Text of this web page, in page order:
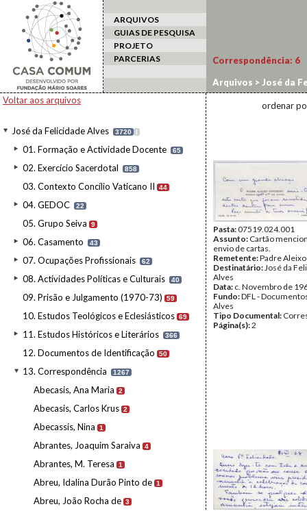
ARQUIVOS
GUIAS DE PESQUISA
PROJETO
PARCERIAS
Voltar aos arquivos
José da Felicidade Alves 3720 I
01. Formação e Actividade Docente 65
02. Exercício Sacerdotal 858
03. Contexto Concílio Vaticano II 44
04. GEDOC 22
05. Grupo Seiva 9
06. Casamento 43
07. Ocupações Profissionais 62
08. Actividades Políticas e Culturais 40
09. Prisão e Julgamento (1970-73) 59
10. Estudos Teológicos e Eclesiásticos 69
11. Estudos Históricos e Literários 366
12. Documentos de Identificação 50
13. Correspondência 1267
Abecasis, Ana Maria 2
Abecasis, Carlos Krus 2
Abecassis, Nina 1
Abrantes, Joaquim Saraiva 4
Abrantes, M. Teresa 1
Abreu, Idalina Durão Pinto de 1
Abreu, João Rocha de 3
Correspondência: 6
Arquivos > José da
ordenar
Pasta:07519.024.001
Assunto: Cartão
envio de cartas.
Remetente:Padre
Destinatário:José da
Alves
Data: c. Novembro de
Fundo:DFL -
Alves
Tipo Documental:
Página(s):2